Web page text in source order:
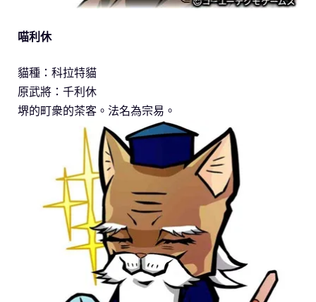
喵利休
貓種：科拉特貓
原武將：千利休
堺的町衆的茶客。法名為宗易。